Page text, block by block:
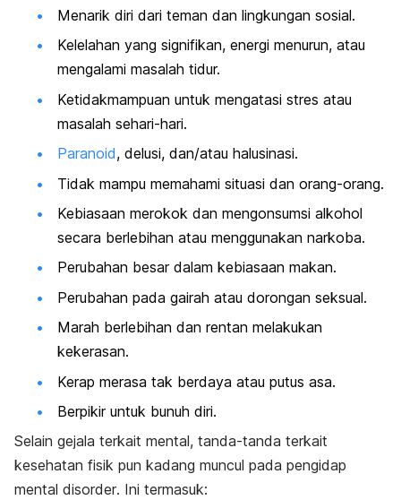
Menarik diri dari teman dan lingkungan sosial.
Kelelahan yang signifikan, energi menurun, atau
mengalami masalah tidur.
Ketidakmampuan untuk mengatasi stres atau
masalah sehari-hari.
Paranoid, delusi, dan/atau halusinasi.
Tidak mampu memahami situasi dan orang-orang.
Kebiasaan merokok dan mengonsumsi alkohol
secara berlebihan atau menggunakan narkoba.
Perubahan besar dalam kebiasaan makan.
Perubahan pada gairah atau dorongan seksual.
Marah berlebihan dan rentan melakukan
kekerasan.
Kerap merasa tak berdaya atau putus asa.
Berpikir untuk bunuh diri.
Selain gejala terkait mental, tanda-tanda terkait
kesehatan fisik pun kadang muncul pada pengidap
mental disorder. Ini termasuk: